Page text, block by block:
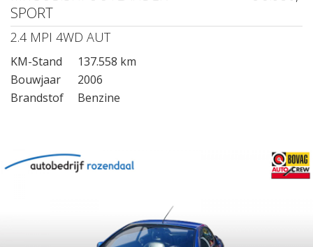
SPORT
2.4 MPI 4WD AUT
KM-Stand
137.558 km
Bouwjaar
2006
Brandstof
Benzine